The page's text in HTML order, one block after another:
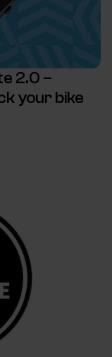
2.0 –
your bike